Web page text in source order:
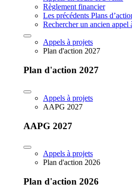
Règlement financier
Les précédents Plans
Rechercher un ancien appel
Appels à projets
Plan d'action 2027
Plan d'action 2027
Appels à projets
AAPG 2027
AAPG 2027
Appels à projets
Plan d'action 2026
Plan d'action 2026